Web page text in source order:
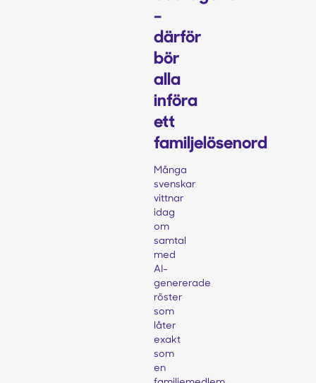
–
därför
bör
alla
införa
ett
familjelösenord
Många
svenskar
vittnar
idag
om
samtal
med
AI-
genererade
röster
som
låter
exakt
som
en